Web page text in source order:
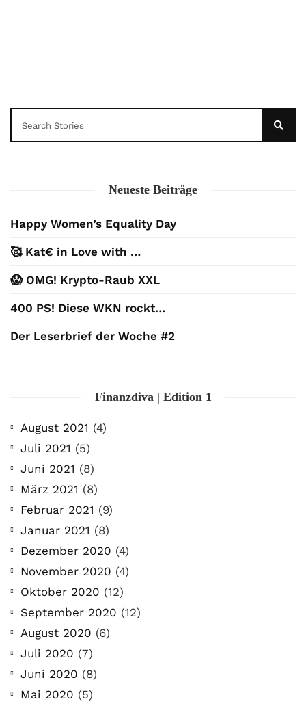
Neueste Beiträge
Happy Women’s Equality Day
🥰 Kat€ in Love with …
😱 OMG! Krypto-Raub XXL
400 PS! Diese WKN rockt…
Der Leserbrief der Woche #2
Finanzdiva | Edition 1
August 2021 (4)
Juli 2021 (5)
Juni 2021 (8)
März 2021 (8)
Februar 2021 (9)
Januar 2021 (8)
Dezember 2020 (4)
November 2020 (4)
Oktober 2020 (12)
September 2020 (12)
August 2020 (6)
Juli 2020 (7)
Juni 2020 (8)
Mai 2020 (5)
Jetzt lesen